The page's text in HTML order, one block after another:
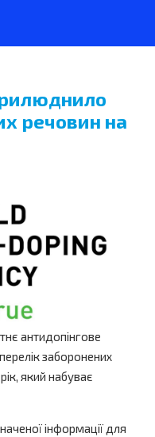
речовин на
антидопінгове
заборонених
який набуває
інформації для